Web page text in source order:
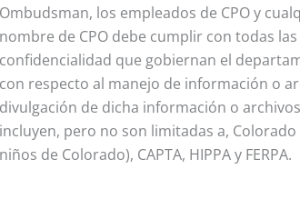
Ombudsman, los empleados de CPO y
nombre de CPO debe cumplir con todas
confidencialidad que gobiernan el
con respecto al manejo de información o
divulgación de dicha información o
incluyen, pero no son limitadas a, Colorado
niños de Colorado), CAPTA, HIPPA y FERPA.